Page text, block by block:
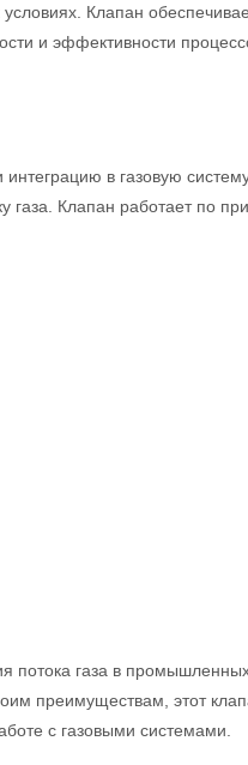
Клапан
и эффективности
интеграцию в газовую
газа. Клапан работает по
потока газа в
преимуществам, этот
с газовыми системами.